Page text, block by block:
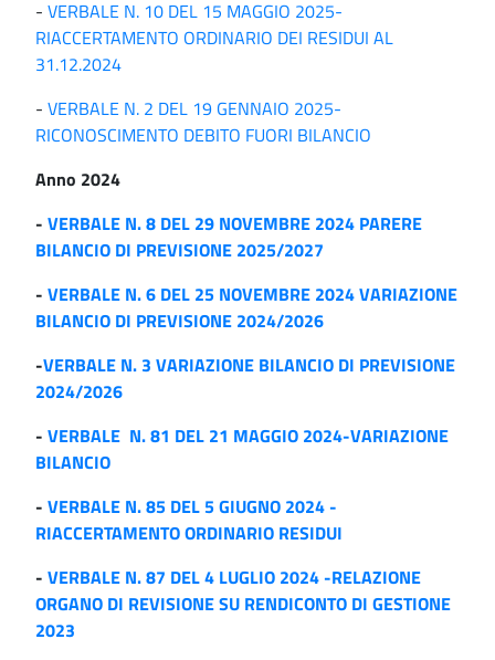
- VERBALE N. 10 DEL 15 MAGGIO 2025-
RIACCERTAMENTO ORDINARIO DEI RESIDUI AL
31.12.2024
- VERBALE N. 2 DEL 19 GENNAIO 2025-
RICONOSCIMENTO DEBITO FUORI BILANCIO
Anno 2024
- VERBALE N. 8 DEL 29 NOVEMBRE 2024 PARERE
BILANCIO DI PREVISIONE 2025/2027
- VERBALE N. 6 DEL 25 NOVEMBRE 2024 VARIAZIONE
BILANCIO DI PREVISIONE 2024/2026
-VERBALE N. 3 VARIAZIONE BILANCIO DI PREVISIONE
2024/2026
- VERBALE N. 81 DEL 21 MAGGIO 2024-VARIAZIONE
BILANCIO
- VERBALE N. 85 DEL 5 GIUGNO 2024 -
RIACCERTAMENTO ORDINARIO RESIDUI
- VERBALE N. 87 DEL 4 LUGLIO 2024 -RELAZIONE
ORGANO DI REVISIONE SU RENDICONTO DI GESTIONE
2023